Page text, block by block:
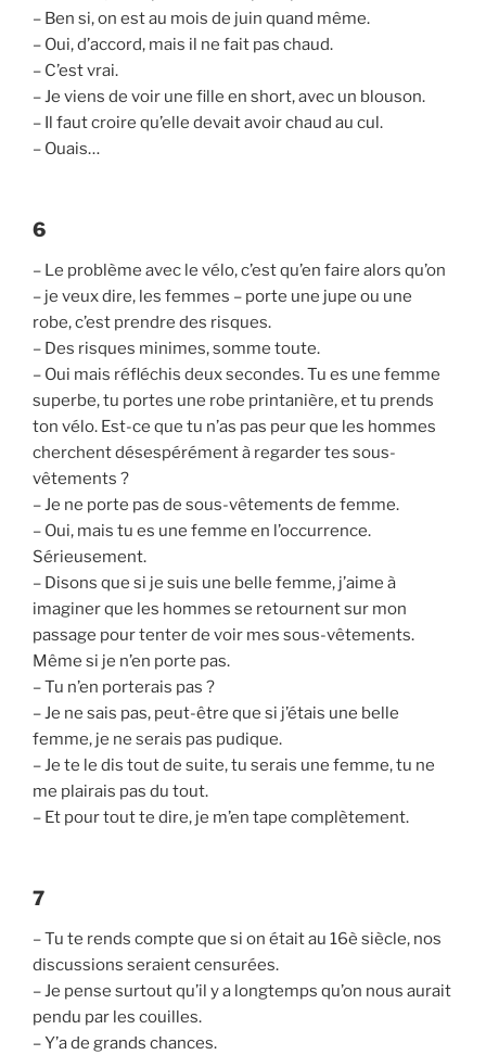
– Ben si, on est au mois de juin quand même.
– Oui, d’accord, mais il ne fait pas chaud.
– C’est vrai.
– Je viens de voir une fille en short, avec un blouson.
– Il faut croire qu’elle devait avoir chaud au cul.
– Ouais…
6
– Le problème avec le vélo, c’est qu’en faire alors qu’on
– je veux dire, les femmes – porte une jupe ou une
robe, c’est prendre des risques.
– Des risques minimes, somme toute.
– Oui mais réfléchis deux secondes. Tu es une femme
superbe, tu portes une robe printanière, et tu prends
ton vélo. Est-ce que tu n’as pas peur que les hommes
cherchent désespérément à regarder tes sous-
vêtements ?
– Je ne porte pas de sous-vêtements de femme.
– Oui, mais tu es une femme en l’occurrence.
Sérieusement.
– Disons que si je suis une belle femme, j’aime à
imaginer que les hommes se retournent sur mon
passage pour tenter de voir mes sous-vêtements.
Même si je n’en porte pas.
– Tu n’en porterais pas ?
– Je ne sais pas, peut-être que si j’étais une belle
femme, je ne serais pas pudique.
– Je te le dis tout de suite, tu serais une femme, tu ne
me plairais pas du tout.
– Et pour tout te dire, je m’en tape complètement.
7
– Tu te rends compte que si on était au 16è siècle, nos
discussions seraient censurées.
– Je pense surtout qu’il y a longtemps qu’on nous aurait
pendu par les couilles.
– Y’a de grands chances.